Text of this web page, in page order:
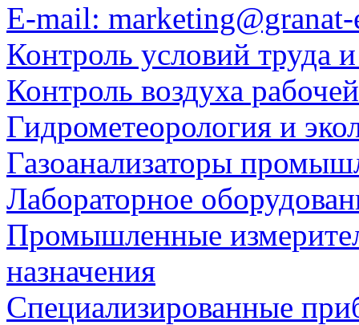
E-mail:
Контроль условий труда
Контроль воздуха
Гидрометеорология и
Газоанализаторы
Лабораторное
Промышленные
назначения
Специализированные